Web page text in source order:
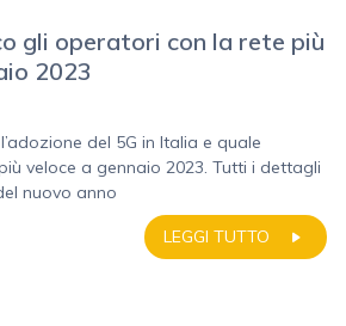
gli operatori con la rete più
2023
del 5G in Italia e quale
veloce a gennaio 2023. Tutti i dettagli
nuovo anno
LEGGI TUTTO